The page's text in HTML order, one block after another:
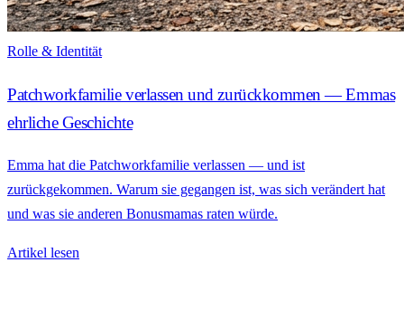
Rolle & Identität
Patchworkfamilie verlassen und zurückkommen — Emmas
ehrliche Geschichte
Emma hat die Patchworkfamilie verlassen — und ist
zurückgekommen. Warum sie gegangen ist, was sich verändert hat
und was sie anderen Bonusmamas raten würde.
Artikel lesen